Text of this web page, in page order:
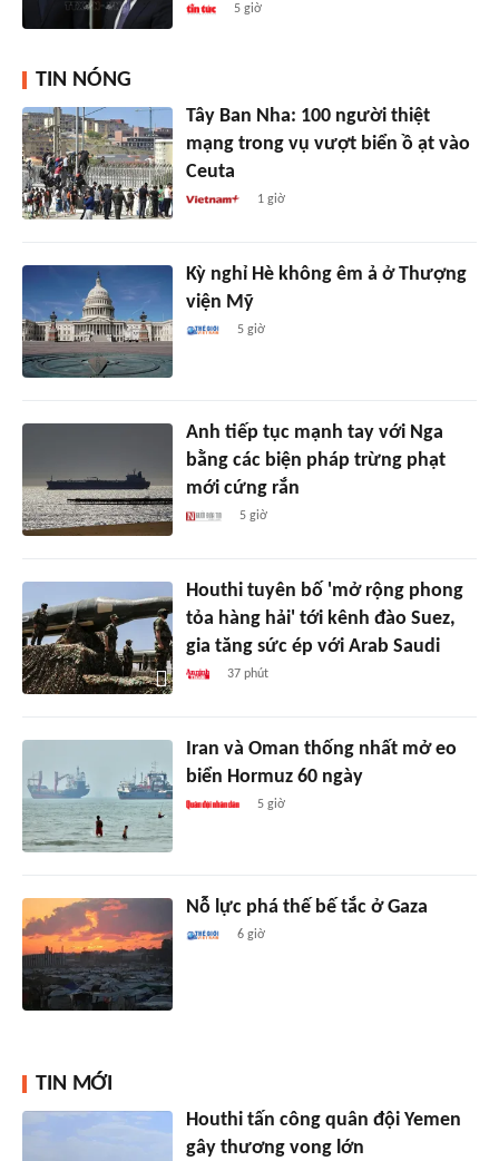
5 giờ
TIN NÓNG
Tây Ban Nha: 100 người thiệt
mạng trong vụ vượt biển ồ ạt vào
Ceuta
1 giờ
Kỳ nghỉ Hè không êm ả ở Thượng
viện Mỹ
5 giờ
Anh tiếp tục mạnh tay với Nga
bằng các biện pháp trừng phạt
mới cứng rắn
5 giờ
Houthi tuyên bố 'mở rộng phong
tỏa hàng hải' tới kênh đào Suez,
gia tăng sức ép với Arab Saudi
37 phút
Iran và Oman thống nhất mở eo
biển Hormuz 60 ngày
5 giờ
Nỗ lực phá thế bế tắc ở Gaza
6 giờ
TIN MỚI
Houthi tấn công quân đội Yemen
gây thương vong lớn